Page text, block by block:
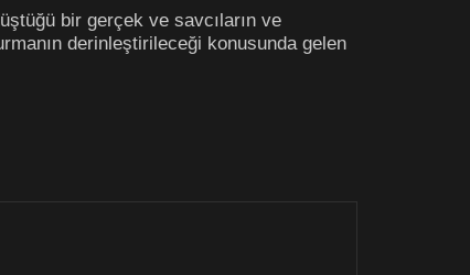
bir gerçek ve savcıların ve
derinleştirileceği konusunda gelen